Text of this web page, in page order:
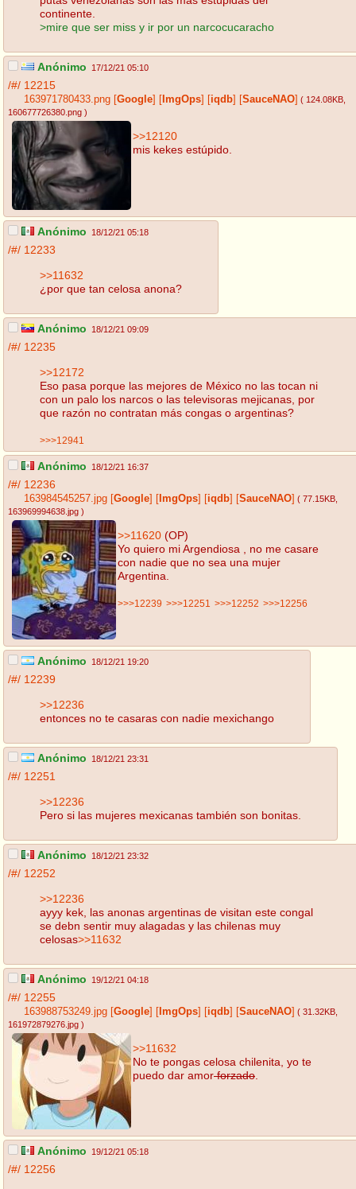
continente.
>mire que ser miss y ir por un narcocucaracho
Anónimo 17/12/21 05:10
/#/ 12215
163971780433.png Google ImgOps iqdb SauceNAO ( 124.08KB
160677726380.png )
>>12120
mis kekes estúpido.
Anónimo 18/12/21 05:18
/#/ 12233
>>11632
¿por que tan celosa anona?
Anónimo 18/12/21 09:09
/#/ 12235
>>12172
Eso pasa porque las mejores de México no las tocan ni
con un palo los narcos o las televisoras mejicanas, por
que razón no contratan más congas o argentinas?
>>>12941
Anónimo 18/12/21 16:37
/#/ 12236
163984545257.jpg Google ImgOps iqdb SauceNAO ( 77.15KB
163969994638.jpg )
>>11620 (OP)
Yo quiero mi Argendiosa , no me casare
con nadie que no sea una mujer
Argentina.
>>>12239 >>>12251 >>>12252 >>>12256
Anónimo 18/12/21 19:20
/#/ 12239
>>12236
entonces no te casaras con nadie mexichango
Anónimo 18/12/21 23:31
/#/ 12251
>>12236
Pero si las mujeres mexicanas también son bonitas.
Anónimo 18/12/21 23:32
/#/ 12252
>>12236
ayyy kek, las anonas argentinas de visitan este congal
se debn sentir muy alagadas y las chilenas muy
celosas>>11632
Anónimo 19/12/21 04:18
/#/ 12255
163988753249.jpg Google ImgOps iqdb SauceNAO ( 31.32KB
161972879276.jpg )
>>11632
No te pongas celosa chilenita, yo te
puedo dar amorforzado
Anónimo 19/12/21 05:18
/#/ 12256